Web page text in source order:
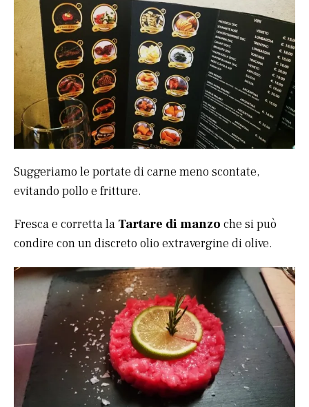
Suggeriamo le portate di carne meno scontate,
evitando pollo e fritture.
Fresca e corretta la Tartare di manzo che si può
condire con un discreto olio extravergine di olive.